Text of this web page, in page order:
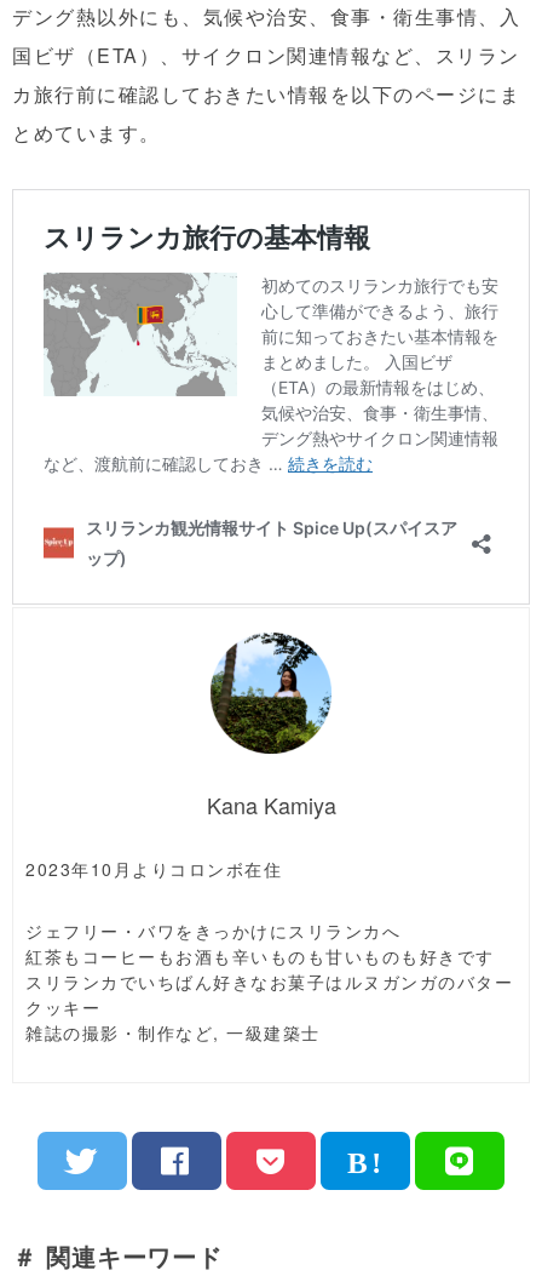
デング熱以外にも、気候や治安、食事・衛生事情、入
国ビザ（ETA）、サイクロン関連情報など、スリラン
カ旅行前に確認しておきたい情報を以下のページにま
とめています。
Kana Kamiya
2023年10月よりコロンボ在住
ジェフリー・バワをきっかけにスリランカへ
紅茶もコーヒーもお酒も辛いものも甘いものも好きです
スリランカでいちばん好きなお菓子はルヌガンガのバター
クッキー
雑誌の撮影・制作など, 一級建築士
＃ 関連キーワード